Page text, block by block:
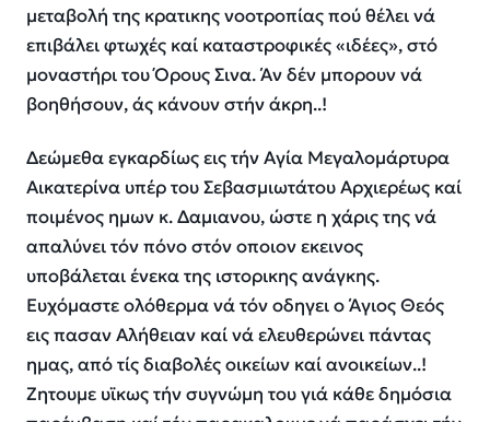
μεταβολή της κρατικης νοοτροπίας πού θέλει νά
επιβάλει φτωχές καί καταστροφικές «ιδέες», στό
μοναστήρι του Όρους Σινα. Άν δέν μπορουν νά
βοηθήσουν, άς κάνουν στήν άκρη..!
Δεώμεθα εγκαρδίως εις τήν Αγία Μεγαλομάρτυρα
Αικατερίνα υπέρ του Σεβασμιωτάτου Αρχιερέως καί
ποιμένος ημων κ. Δαμιανου, ώστε η χάρις της νά
απαλύνει τόν πόνο στόν οποιον εκεινος
υποβάλεται ένεκα της ιστορικης ανάγκης.
Ευχόμαστε ολόθερμα νά τόν οδηγει ο Άγιος Θεός
εις πασαν Αλήθειαν καί νά ελευθερώνει πάντας
ημας, από τίς διαβολές οικείων καί ανοικείων..!
Ζητουμε υϊκως τήν συγνώμη του γιά κάθε δημόσια